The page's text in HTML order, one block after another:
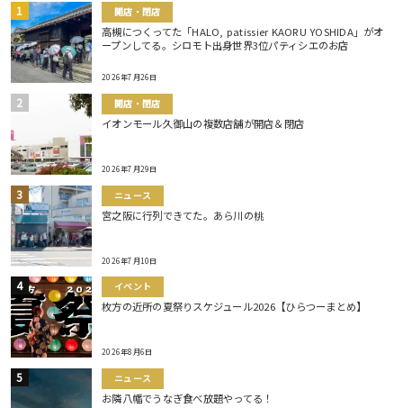
開店・閉店
高槻につくってた「HALO, patissier KAORU YOSHIDA」がオ
ープンしてる。シロモト出身世界3位パティシエのお店
2026年7月26日
開店・閉店
イオンモール久御山の複数店舗が開店＆閉店
2026年7月29日
ニュース
宮之阪に行列できてた。あら川の桃
2026年7月10日
イベント
枚方の近所の夏祭りスケジュール2026【ひらつーまとめ】
2026年8月6日
ニュース
お隣八幡でうなぎ食べ放題やってる！